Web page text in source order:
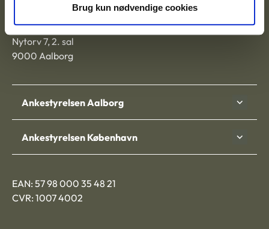
Brug kun nødvendige cookies
Nytorv 7, 2. sal
9000 Aalborg
Ankestyrelsen Aalborg
Ankestyrelsen København
EAN: 57 98 000 35 48 21
CVR: 1007 4002